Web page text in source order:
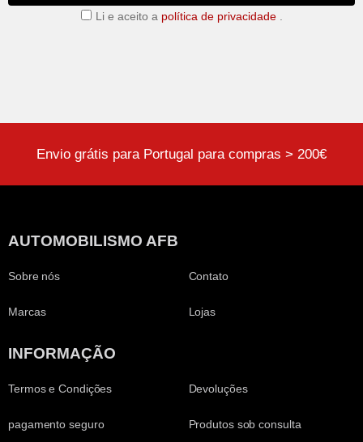
Li e aceito a política de privacidade.
Envio grátis para Portugal para compras > 200€
AUTOMOBILISMO AFB
Sobre nós
Marcas
Contato
Lojas
INFORMAÇÃO
Termos e Condições
pagamento seguro
Devoluções
Produtos sob consulta